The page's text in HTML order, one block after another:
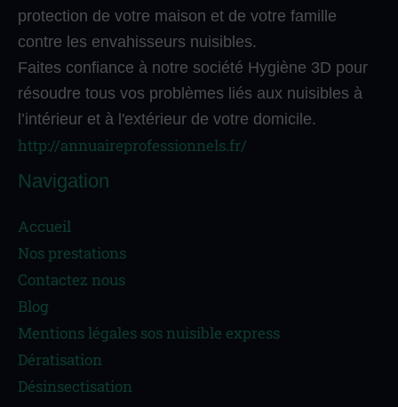
protection de votre maison et de votre famille
contre les envahisseurs nuisibles.
Faites confiance à notre société Hygiène 3D pour
résoudre tous vos problèmes liés aux nuisibles à
l’intérieur et à l'extérieur de votre domicile.
http://annuaireprofessionnels.fr/
Navigation
Accueil
Nos prestations
Contactez nous
Blog
Mentions légales sos nuisible express
Dératisation
Désinsectisation